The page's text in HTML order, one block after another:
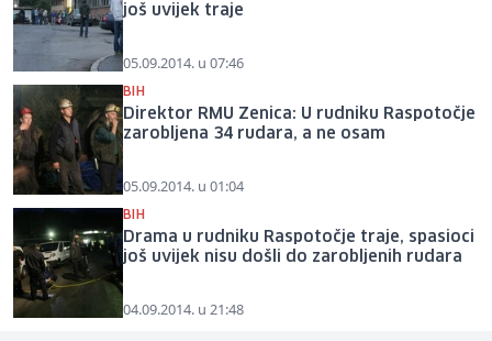
još uvijek traje
05.09.2014. u 07:46
BIH
Direktor RMU Zenica: U rudniku Raspotočje
zarobljena 34 rudara, a ne osam
05.09.2014. u 01:04
BIH
Drama u rudniku Raspotočje traje, spasioci
još uvijek nisu došli do zarobljenih rudara
04.09.2014. u 21:48